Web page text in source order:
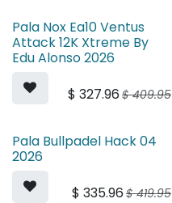
Pala Nox Ea10 Ventus
Attack 12K Xtreme By
Edu Alonso 2026
$ 327.96 $409.95
Pala Bullpadel Hack 04
2026
$ 335.96 $419.95